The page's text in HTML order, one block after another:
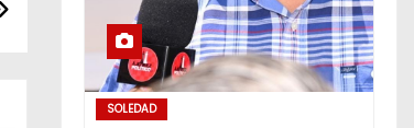
SOLEDAD